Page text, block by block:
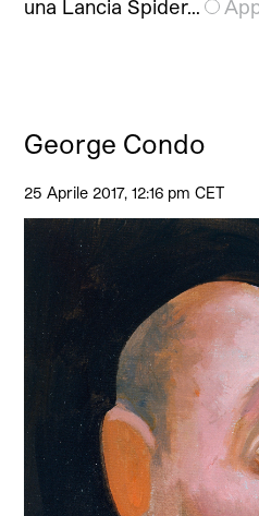
una Lancia Spider…
George Condo
25 Aprile 2017, 12:16 pm CET